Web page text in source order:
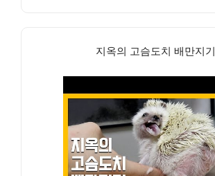
지옥의 고슴도치 배만지기